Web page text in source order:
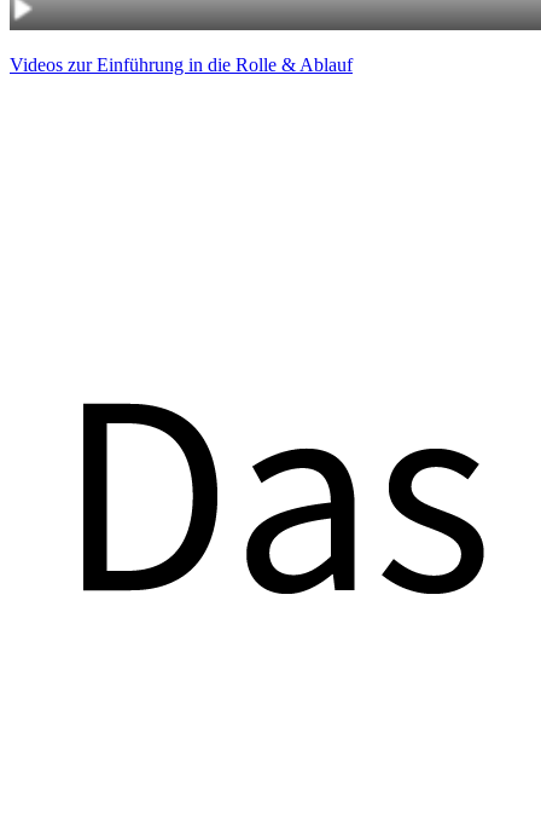
Videos zur Einführung in die Rolle & Ablauf